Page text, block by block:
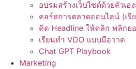
อบรมสร้างเว็บไซต์ด้วยตัวเ
คอร์สการตลาดออนไลน์ (เรี
คิด Headline ให้คลิก พลิกย
เรียนทำ VDO แบบมือวาด
Chat GPT Playbook
Marketing